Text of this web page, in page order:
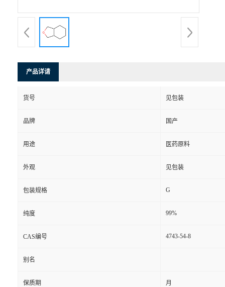
产品详请
货号 见包装
品牌 国产
用途 医药原料
外观 见包装
包装规格 G
纯度 99%
CAS编号 4743-54-8
别名
保质期 月